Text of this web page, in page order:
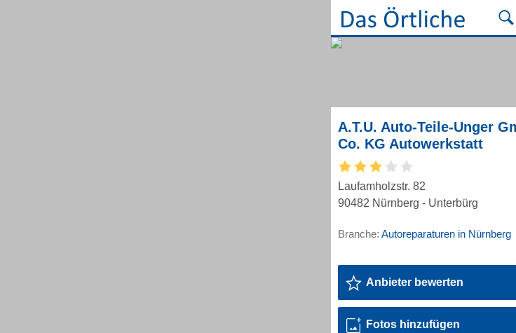
A.T.U. Auto-Teile-Unger
Co. KG Autowerkstatt
Laufamholzstr. 82
90482 Nürnberg - Unterbürg
Branche: Autoreparaturen in Nürnberg
Anbieter bewerten
Fotos hinzufügen